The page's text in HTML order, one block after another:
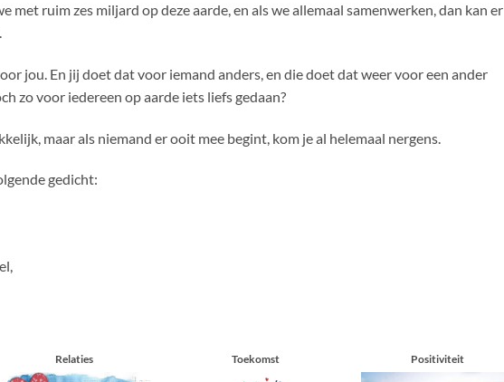
met ruim zes miljard op deze aarde, en als we allemaal samenwerken, dan kan er
jou. En jij doet dat voor iemand anders, en die doet dat weer voor een ander
zo voor iedereen op aarde iets liefs gedaan?
maar als niemand er ooit mee begint, kom je al helemaal nergens.
gedicht:
Relaties Toekomst Positiviteit